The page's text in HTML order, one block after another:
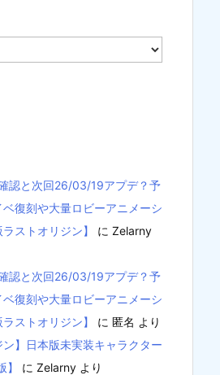
認と次回26/03/19アプデ？予
復刻や大量ロビーアニメーシ
ストオリジン】
に Zelarny
認と次回26/03/19アプデ？予
復刻や大量ロビーアニメーシ
ストオリジン】
に 匿名 より
ン】日本版未実装キャラクター
に Zelarny より